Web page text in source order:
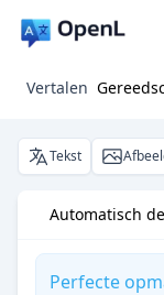
Vertalen
Tekst
Automatisch
Perfecte